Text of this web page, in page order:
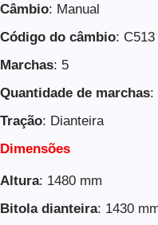
Câmbio: Manual
Código do câmbio: C513
Marchas: 5
Quantidade de marchas:
Tração: Dianteira
Dimensões
Altura: 1480 mm
Bitola dianteira: 1430